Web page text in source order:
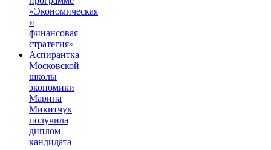
«Экономическая
и
финансовая
стратегия»
Аспирантка
Московской
школы
экономики
Марина
Микитчук
получила
диплом
кандидата